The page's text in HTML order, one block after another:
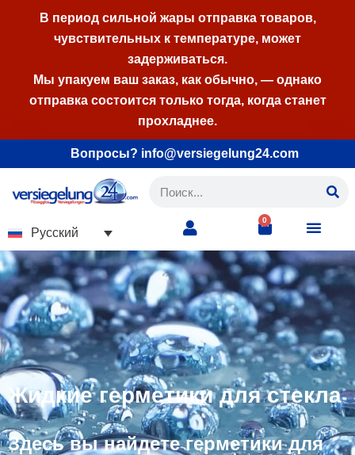
Перейти
содержимому
В период сильной жары отправка товаров,
чувствительных к температуре, может
задерживаться.
Мы упакуем ваш заказ, как обычно, — однако
отправка состоится только тогда, когда станет
прохладнее.
Вопросы? info@versiegelung24.com
Русский
0
Жидкие герметики для стекла
Здесь вы найдете герметики для